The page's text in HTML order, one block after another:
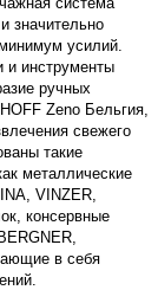
значительно
усилий.
инструменты
ручных
Zeno Бельгия,
свежего
такие
металлические
VINZER,
консервные
в себя